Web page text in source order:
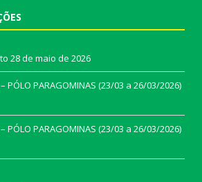
28 de maio de 2026
– PÓLO PARAGOMINAS (23/03 a 26/03/2026)
– PÓLO PARAGOMINAS (23/03 a 26/03/2026)